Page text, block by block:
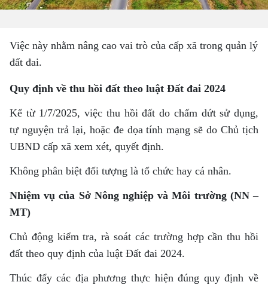
Việc này nhằm nâng cao vai trò của cấp xã trong quản lý
đất đai.
Quy định về thu hồi đất theo luật Đất đai 2024
Kể từ 1/7/2025, việc thu hồi đất do chấm dứt sử dụng,
tự nguyện trả lại, hoặc đe dọa tính mạng sẽ do Chủ tịch
UBND cấp xã xem xét, quyết định.
Không phân biệt đối tượng là tổ chức hay cá nhân.
Nhiệm vụ của Sở Nông nghiệp và Môi trường (NN –
MT)
Chủ động kiểm tra, rà soát các trường hợp cần thu hồi
đất theo quy định của luật Đất đai 2024.
Thúc đẩy các địa phương thực hiện đúng quy định về